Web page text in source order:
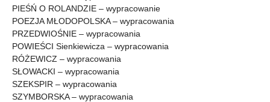
PIEŚŃ O ROLANDZIE – wypracowanie
POEZJA MŁODOPOLSKA – wypracowania
PRZEDWIOŚNIE – wypracowania
POWIEŚCI Sienkiewicza – wypracowania
RÓŻEWICZ – wypracowania
SŁOWACKI – wypracowania
SZEKSPIR – wypracowania
SZYMBORSKA – wypracowania